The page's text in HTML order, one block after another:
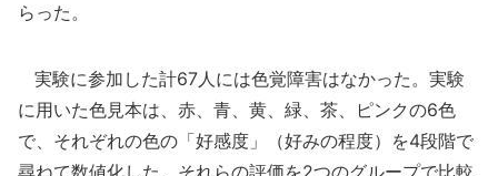
らった。
実験に参加した計67人には色覚障害はなかった。実験
に用いた色見本は、赤、青、黄、緑、茶、ピンクの6色
で、それぞれの色の「好感度」（好みの程度）を4段階で
尋ねて数値化した。それらの評価を2つのグループで比較